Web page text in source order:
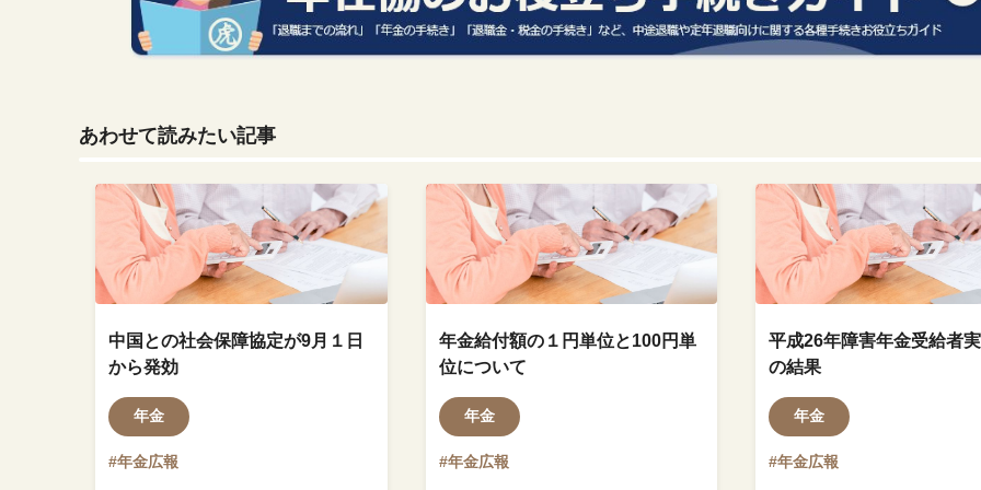
あわせて読みたい記事
中国との社会保障協定が9月１日
から発効
年金
#年金広報
年金給付額の１円単位と100円単
位について
年金
#年金広報
平成26年障害年金受給者
の結果
年金
#年金広報